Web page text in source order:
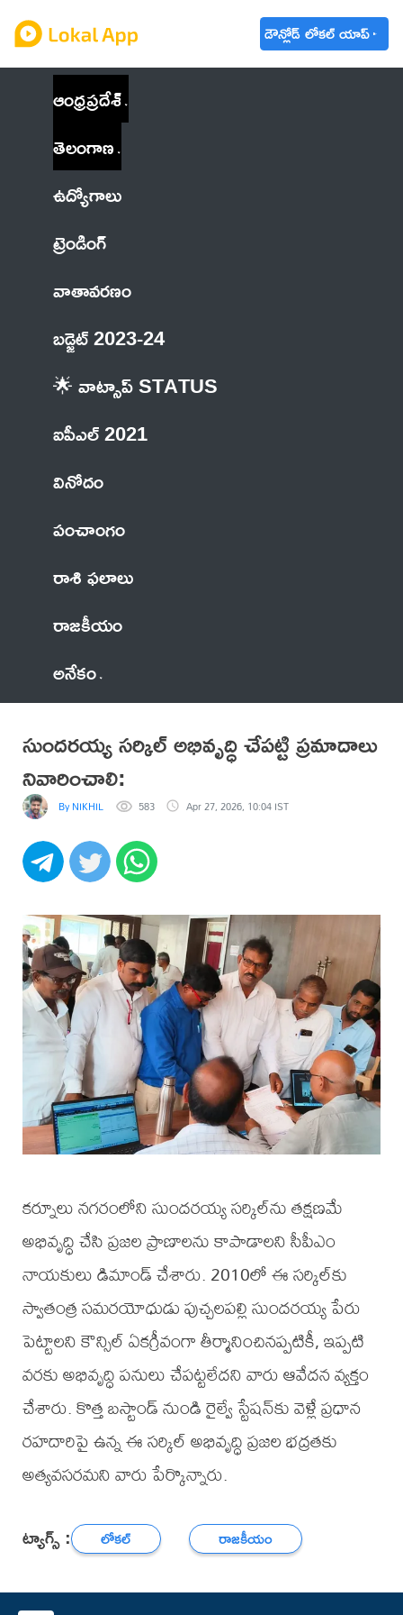
డౌన్లోడ్ లోకల్ యాప్
ఆంధ్రప్రదేశ్
తెలంగాణ
ఉద్యోగాలు
ట్రెండింగ్
వాతావరణం
బడ్జెట్ 2023-24
🌟 వాట్సాప్ STATUS
ఐపీఎల్ 2021
వినోదం
పంచాంగం
రాశి ఫలాలు
రాజకీయం
అనేకం
సుందరయ్య సర్కిల్ అభివృద్ధి చేపట్టి ప్రమాదాలు
నివారించాలి:
By NIKHIL 583 Apr 27, 2026, 10:04 IST
కర్నూలు నగరంలోని సుందరయ్య సర్కిల్‌ను తక్షణమే
అభివృద్ధి చేసి ప్రజల ప్రాణాలను కాపాడాలని సీపీఎం
నాయకులు డిమాండ్ చేశారు. 2010లో ఈ సర్కిల్‌కు
స్వాతంత్ర సమరయోధుడు పుచ్చలపల్లి సుందరయ్య పేరు
పెట్టాలని కౌన్సిల్ ఏకగ్రీవంగా తీర్మానించినప్పటికీ, ఇప్పటి
వరకు అభివృద్ధి పనులు చేపట్టలేదని వారు ఆవేదన వ్యక్తం
చేశారు. కొత్త బస్టాండ్ నుండి రైల్వే స్టేషన్‌కు వెళ్లే ప్రధాన
రహదారిపై ఉన్న ఈ సర్కిల్ అభివృద్ధి ప్రజల భద్రతకు
అత్యవసరమని వారు పేర్కొన్నారు.
ట్యాగ్స్ : లోకల్ రాజకీయం